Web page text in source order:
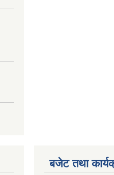
बजेट तथा